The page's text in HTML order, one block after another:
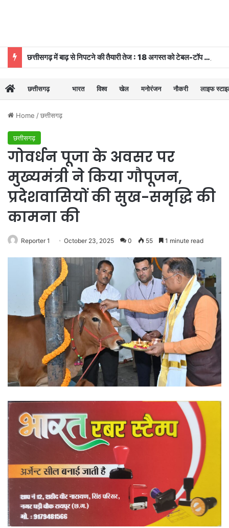
छत्तीसगढ़ में बाढ़ से निपटने की तैयारी तेज : 18 अगस्त को टेबल-टॉप और 20 को होगी मॉक ड्रि
छत्तीसगढ़ भारत विश्व खेल मनोरंजन नौकरी लाइफ
Home /छत्तीसगढ़
छत्तीसगढ़
गोवर्धन पूजा के अवसर पर
मुख्यमंत्री ने किया गौपूजन,
प्रदेशवासियों की सुख-समृद्धि की
कामना की
Reporter 1 October 23, 2025 0 55 1 minute read